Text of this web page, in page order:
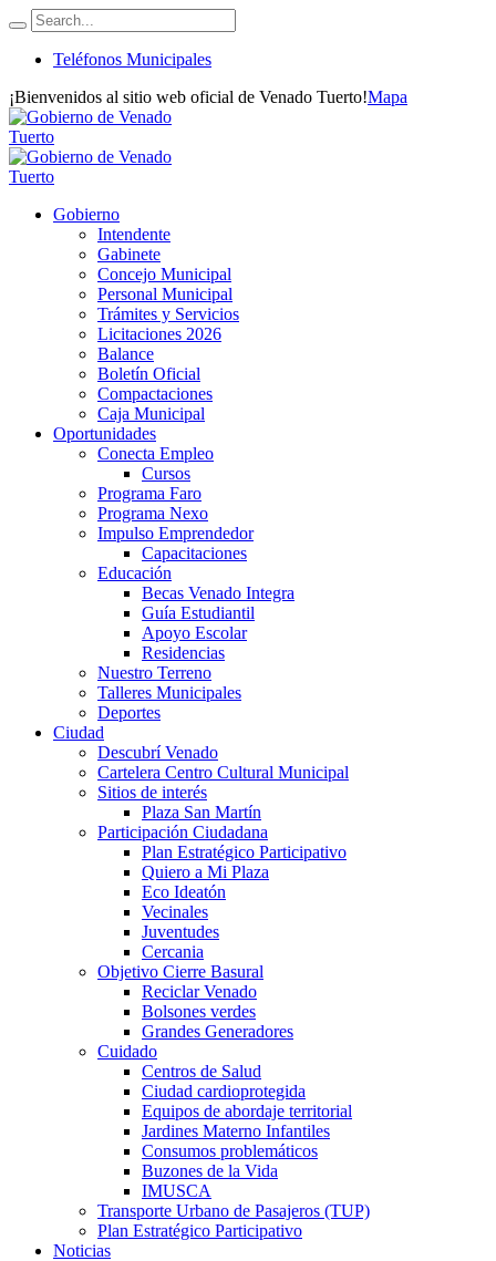
Teléfonos Municipales
¡Bienvenidos al sitio web oficial de Venado Tuerto!Mapa
Gobierno
Intendente
Gabinete
Concejo Municipal
Personal Municipal
Trámites y Servicios
Licitaciones 2026
Balance
Boletín Oficial
Compactaciones
Caja Municipal
Oportunidades
Conecta Empleo
Cursos
Programa Faro
Programa Nexo
Impulso Emprendedor
Capacitaciones
Educación
Becas Venado Integra
Guía Estudiantil
Apoyo Escolar
Residencias
Nuestro Terreno
Talleres Municipales
Deportes
Ciudad
Descubrí Venado
Cartelera Centro Cultural Municipal
Sitios de interés
Plaza San Martín
Participación Ciudadana
Plan Estratégico Participativo
Quiero a Mi Plaza
Eco Ideatón
Vecinales
Juventudes
Cercania
Objetivo Cierre Basural
Reciclar Venado
Bolsones verdes
Grandes Generadores
Cuidado
Centros de Salud
Ciudad cardioprotegida
Equipos de abordaje territorial
Jardines Materno Infantiles
Consumos problemáticos
Buzones de la Vida
IMUSCA
Transporte Urbano de Pasajeros (TUP)
Plan Estratégico Participativo
Noticias